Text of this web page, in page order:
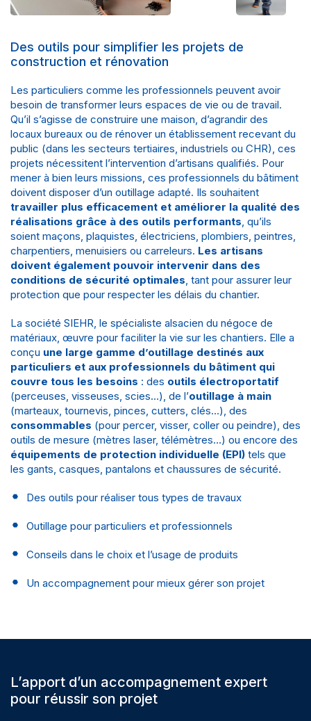
Des outils pour simplifier les projets de
construction et rénovation
Les particuliers comme les professionnels peuvent avoir
besoin de transformer leurs espaces de vie ou de travail.
Qu’il s’agisse de construire une maison, d’agrandir des
locaux bureaux ou de rénover un établissement recevant du
public (dans les secteurs tertiaires, industriels ou CHR), ces
projets nécessitent l’intervention d’artisans qualifiés. Pour
mener à bien leurs missions, ces professionnels du bâtiment
doivent disposer d’un outillage adapté. Ils souhaitent
travailler plus efficacement et améliorer la qualité des
réalisations grâce à des outils performants, qu’ils
soient maçons, plaquistes, électriciens, plombiers, peintres,
charpentiers, menuisiers ou carreleurs. Les artisans
doivent également pouvoir intervenir dans des
conditions de sécurité optimales, tant pour assurer leur
protection que pour respecter les délais du chantier.
La société SIEHR, le spécialiste alsacien du négoce de
matériaux, œuvre pour faciliter la vie sur les chantiers. Elle a
conçu une large gamme d’outillage destinés aux
particuliers et aux professionnels du bâtiment qui
couvre tous les besoins : des outils électroportatif
(perceuses, visseuses, scies…), de l’outillage à main
(marteaux, tournevis, pinces, cutters, clés…), des
consommables (pour percer, visser, coller ou peindre), des
outils de mesure (mètres laser, télémètres…) ou encore des
équipements de protection individuelle (EPI) tels que
les gants, casques, pantalons et chaussures de sécurité.
Des outils pour réaliser tous types de travaux
Outillage pour particuliers et professionnels
Conseils dans le choix et l’usage de produits
Un accompagnement pour mieux gérer son projet
L’apport d’un accompagnement expert
pour réussir son projet